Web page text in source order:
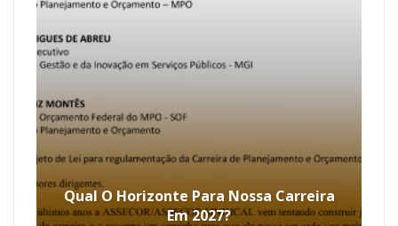
Qual O Horizonte Para Nossa Carreira
Em 2027?